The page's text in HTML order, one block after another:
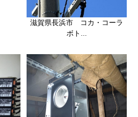
滋賀県長浜市 コカ・コーラ
ボト...